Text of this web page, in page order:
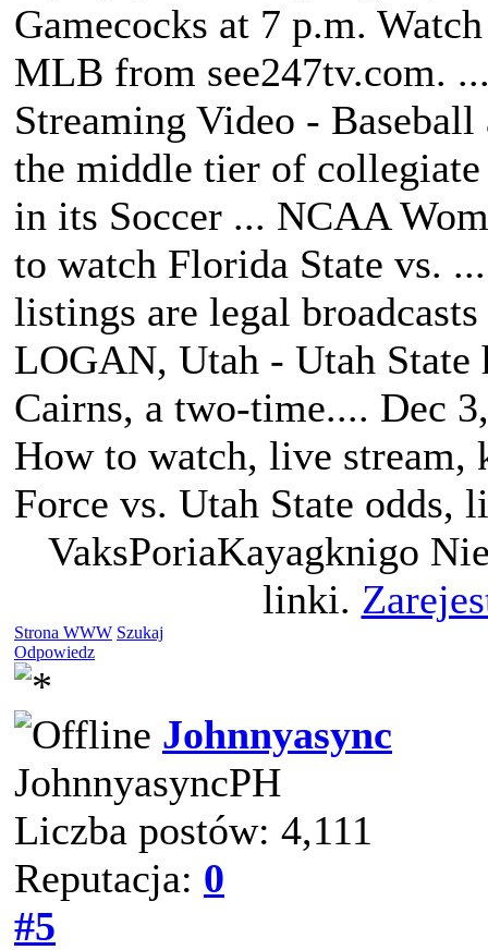
Gamecocks at 7 p.m.
MLB from see247tv.com.
Streaming Video -
the middle tier of collegiate
in its Soccer ... NCAA
to watch Florida State vs.
listings are legal
LOGAN, Utah - Utah State
Cairns, a two-time.... Dec
How to watch, live
Force vs. Utah State odds,
VaksPoriaKayagknigo
linki.
Strona WWW Szukaj
Odpowiedz
Johnnyasync
JohnnyasyncPH
Liczba postów: 4,111
Reputacja: 0
#5